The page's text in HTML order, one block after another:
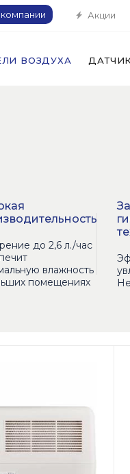
Акции
ВОЗДУХА
до 2,6 л./час
влажность
помещениях